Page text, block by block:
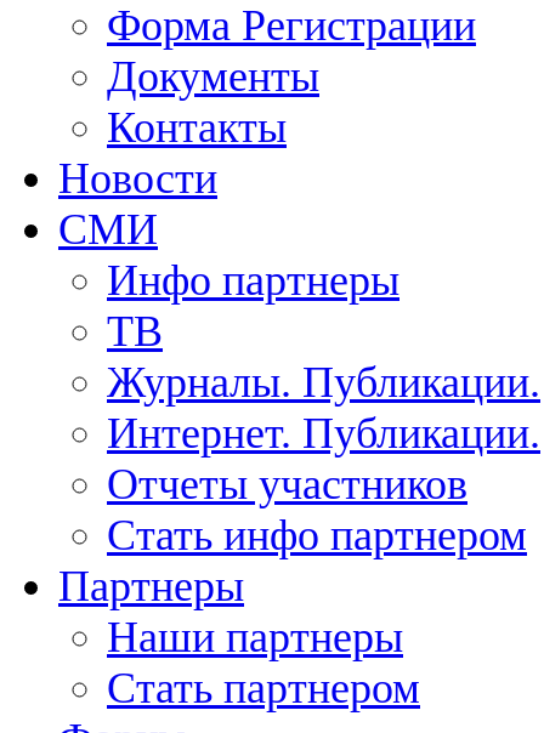
Форма Регистрации
Документы
Контакты
Новости
СМИ
Инфо партнеры
ТВ
Журналы. Публикации.
Интернет. Публикации.
Отчеты участников
Стать инфо партнером
Партнеры
Наши партнеры
Стать партнером